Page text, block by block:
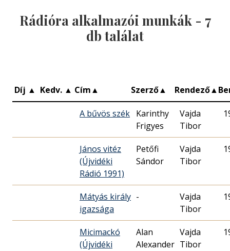
Rádióra alkalmazói munkák - 7
db találat
Díj ▲ Kedv. ▲ Cím▲ Szerző▲ Rendező▲
A bűvös szék Karinthy
Frigyes
Vajda
Tibor
János vitéz
(Újvidéki
Rádió 1991)
Petőfi
Sándor
Vajda
Tibor
Mátyás király
igazsága
-
Vajda
Tibor
Micimackó
(Újvidéki
Alan
Alexander
Vajda
Tibor